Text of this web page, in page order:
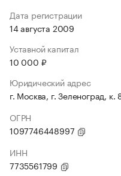
Дата регистрации
14 августа 2009
Уставной капитал
10 000 ₽
Юридический адрес
г. Москва, г. Зеленоград, к.
ОГРН
1097746448997
ИНН
7735561799